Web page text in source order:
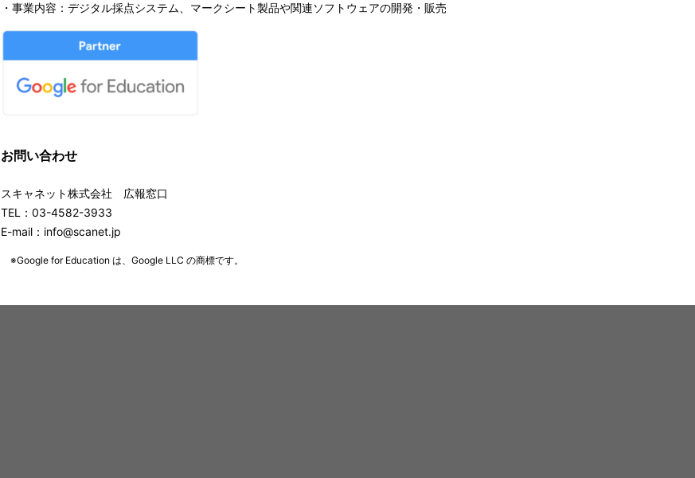
・事業内容：デジタル採点システム、マークシート製品や関連ソフトウェアの開発・販売
お問い合わせ
スキャネット株式会社 広報窓口
TEL：03-4582-3933
E-mail：info@scanet.jp
※Google for Education は、Google LLC の商標です。